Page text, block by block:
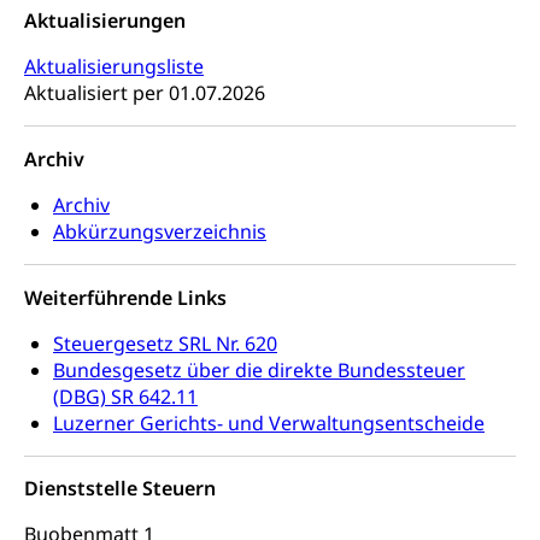
Aktualisierungen
Aktualisierungsliste
Aktualisiert per 01.07.2026
Archiv
Archiv
Abkürzungsverzeichnis
Weiterführende Links
Steuergesetz SRL Nr. 620
Bundesgesetz über die direkte Bundessteuer
(DBG) SR 642.11
Luzerner Gerichts- und Verwaltungsentscheide
Dienststelle Steuern
Buobenmatt 1
Heilpädagogische Schulen
Freiwilliger Schulsport
Freiwilliges Kindergarten Jahr
Frühe Sprachförderung
Gesundheit und Soziales
Konsumentenschutz
Preisüberwachung, Preisüberwacher,
Konsumentenorganisation, parallele Einfuhr,
Cassis-deDijon-Prinzip
Lebensmittelkontrolle und
Verbraucherschutz
Krankenversicherung
Unfallversicherung, Berufsunfallversicherung,
Krankheit, Unfall, Prämienverbilligung,
Krankenversicherung (WAS Luzern)
Prämienverbilligung (WAS Luzern)
Lebensmittelsicherheit
sichere Lebensmittel, Lebensmittelkontrolle,